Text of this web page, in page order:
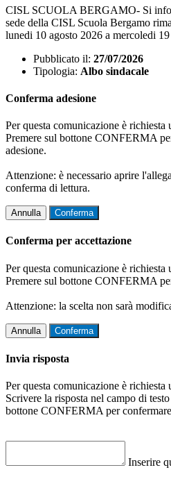
CISL SCUOLA BERGAMO- Si
sede della CISL Scuola Bergamo
lunedi 10 agosto 2026 a mercoledi
Pubblicato il: 27/07/2026
Tipologia: Albo sindacale
Conferma adesione
Per questa comunicazione è richiesta
Premere sul bottone CONFERMA
adesione.
Attenzione: è necessario aprire
conferma di lettura.
Annulla Conferma
Conferma per accettazione
Per questa comunicazione è richiesta
Premere sul bottone CONFERMA
Attenzione: la scelta non sarà
Annulla Conferma
Invia risposta
Per questa comunicazione è richiesta
Scrivere la risposta nel campo di
bottone CONFERMA per
Inserire